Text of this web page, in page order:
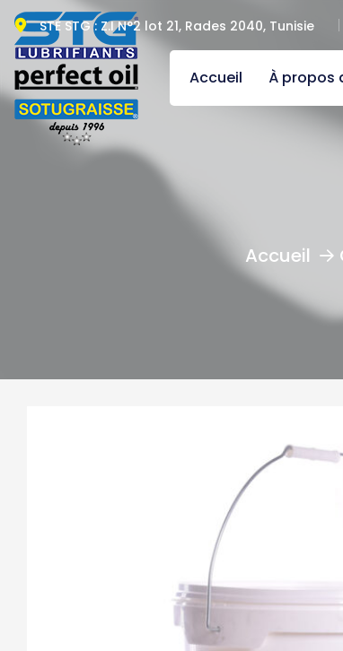
STE STG : Z.I N°2 lot 21, Rades 2040, Tunisie
Accueil À propos